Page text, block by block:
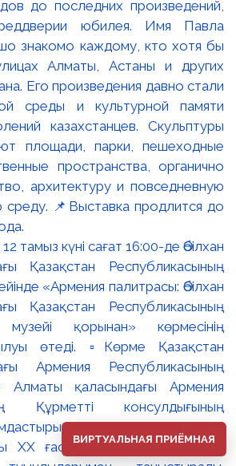
до последних произведений,
юбилея. Имя Павла
знакомо каждому, кто хотя бы
Алматы, Астаны и других
Его произведения давно стали
среды и культурной памяти
казахстанцев. Скульптуры
площади, парки, пешеходные
пространства, органично
архитектуру и повседневную
среду. 📌Выставка продлится до
ВИРТУАЛЬНАЯ ПРИЁМНАЯ